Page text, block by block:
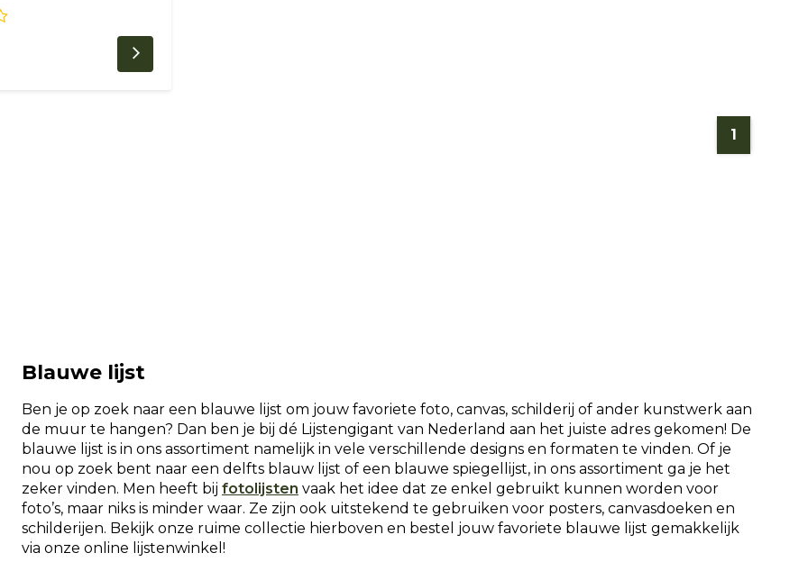
1
Blauwe lijst
Ben je op zoek naar een blauwe lijst om jouw favoriete foto, canvas, schilderij of ander kunstwerk aan
de muur te hangen? Dan ben je bij dé Lijstengigant van Nederland aan het juiste adres gekomen! De
blauwe lijst is in ons assortiment namelijk in vele verschillende designs en formaten te vinden. Of je
nou op zoek bent naar een delfts blauw lijst of een blauwe spiegellijst, in ons assortiment ga je het
zeker vinden. Men heeft bij fotolijsten vaak het idee dat ze enkel gebruikt kunnen worden voor
foto’s, maar niks is minder waar. Ze zijn ook uitstekend te gebruiken voor posters, canvasdoeken en
schilderijen. Bekijk onze ruime collectie hierboven en bestel jouw favoriete blauwe lijst gemakkelijk
via onze online lijstenwinkel!